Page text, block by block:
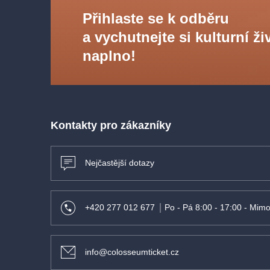
Přihlaste se k odběru
a vychutnejte si kulturní
naplno!
Kontakty pro zákazníky
Nejčastější dotazy
+420 277 012 677 Po - Pá 8:00 - 17:00 -
info@colosseumticket.cz